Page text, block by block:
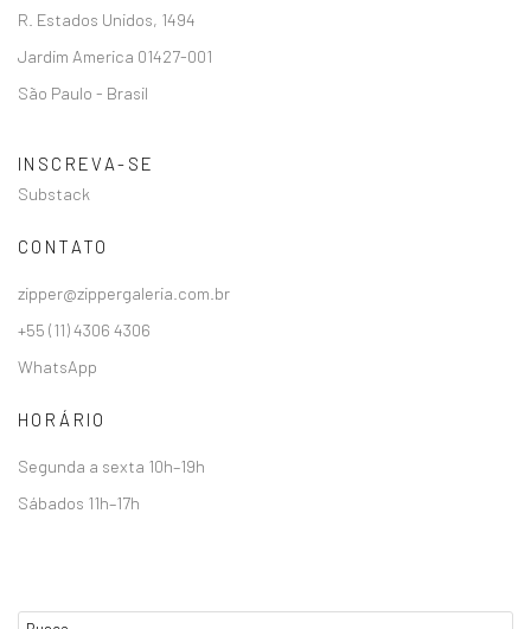
R. Estados Unidos, 1494
Jardim America 01427-001
São Paulo - Brasil
INSCREVA-SE
Substack
CONTATO
zipper@zippergaleria.com.br
+55 (11) 4306 4306
WhatsApp
HORÁRIO
Segunda a sexta 10h–19h
Sábados 11h–17h